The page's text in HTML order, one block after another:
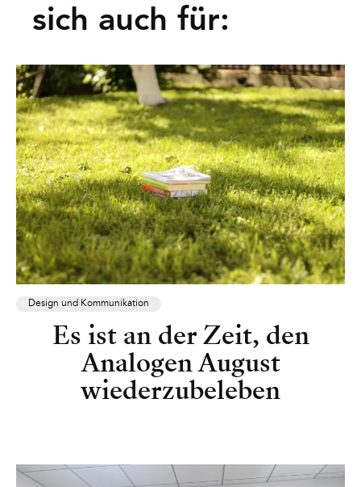
sich auch für:
Design und Kommunikation
Es ist an der Zeit, den
Analogen August
wiederzubeleben